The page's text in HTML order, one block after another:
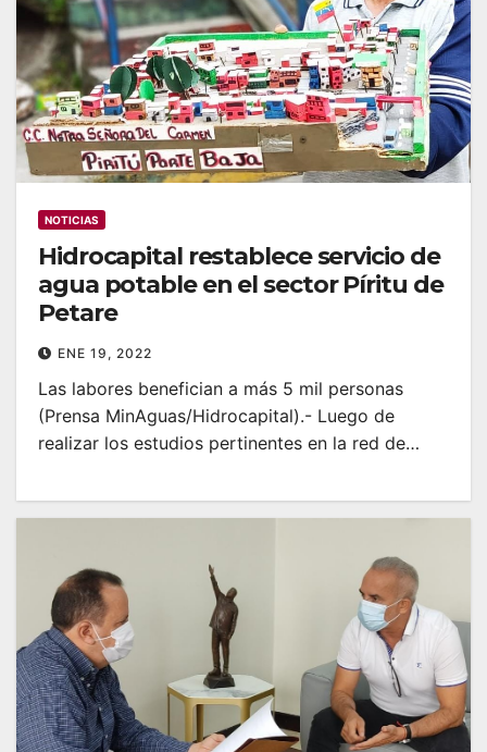
NOTICIAS
Hidrocapital restablece servicio de
agua potable en el sector Píritu de
Petare
ENE 19, 2022
Las labores benefician a más 5 mil personas
(Prensa MinAguas/Hidrocapital).- Luego de
realizar los estudios pertinentes en la red de…